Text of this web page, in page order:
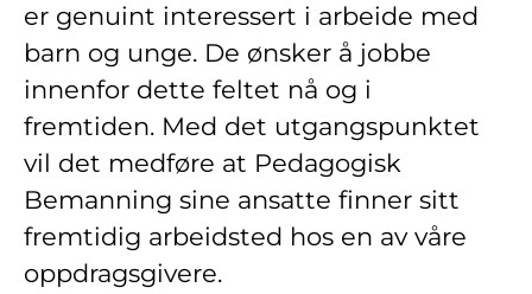
er genuint interessert i arbeide med
barn og unge. De ønsker å jobbe
innenfor dette feltet nå og i
fremtiden. Med det utgangspunktet
vil det medføre at Pedagogisk
Bemanning sine ansatte finner sitt
fremtidig arbeidsted hos en av våre
oppdragsgivere.